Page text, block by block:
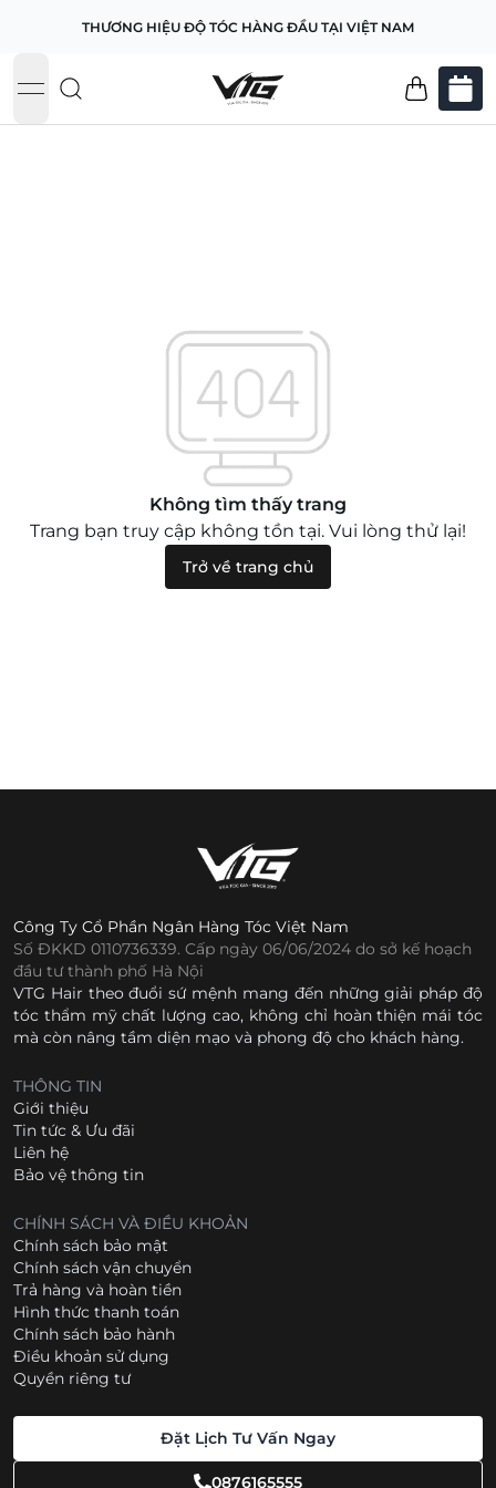
THƯƠNG HIỆU ĐỘ TÓC HÀNG ĐẦU TẠI VIỆT NAM
open navigation menu
Không tìm thấy trang
Trang bạn truy cập không tồn tại. Vui lòng thử lại!
Trở về trang chủ
Công Ty Cổ Phần Ngân Hàng Tóc Việt Nam
Số ĐKKD 0110736339. Cấp ngày 06/06/2024 do sở kế hoạch
đầu tư thành phố Hà Nội
VTG Hair theo đuổi sứ mệnh mang đến những giải pháp độ
tóc thẩm mỹ chất lượng cao, không chỉ hoàn thiện mái tóc
mà còn nâng tầm diện mạo và phong độ cho khách hàng.
THÔNG TIN
Giới thiệu
Tin tức & Ưu đãi
Liên hệ
Bảo vệ thông tin
CHÍNH SÁCH VÀ ĐIỀU KHOẢN
Chính sách bảo mật
Chính sách vận chuyển
Trả hàng và hoàn tiền
Hình thức thanh toán
Chính sách bảo hành
Điều khoản sử dụng
Quyền riêng tư
Đặt Lịch Tư Vấn Ngay
0876165555